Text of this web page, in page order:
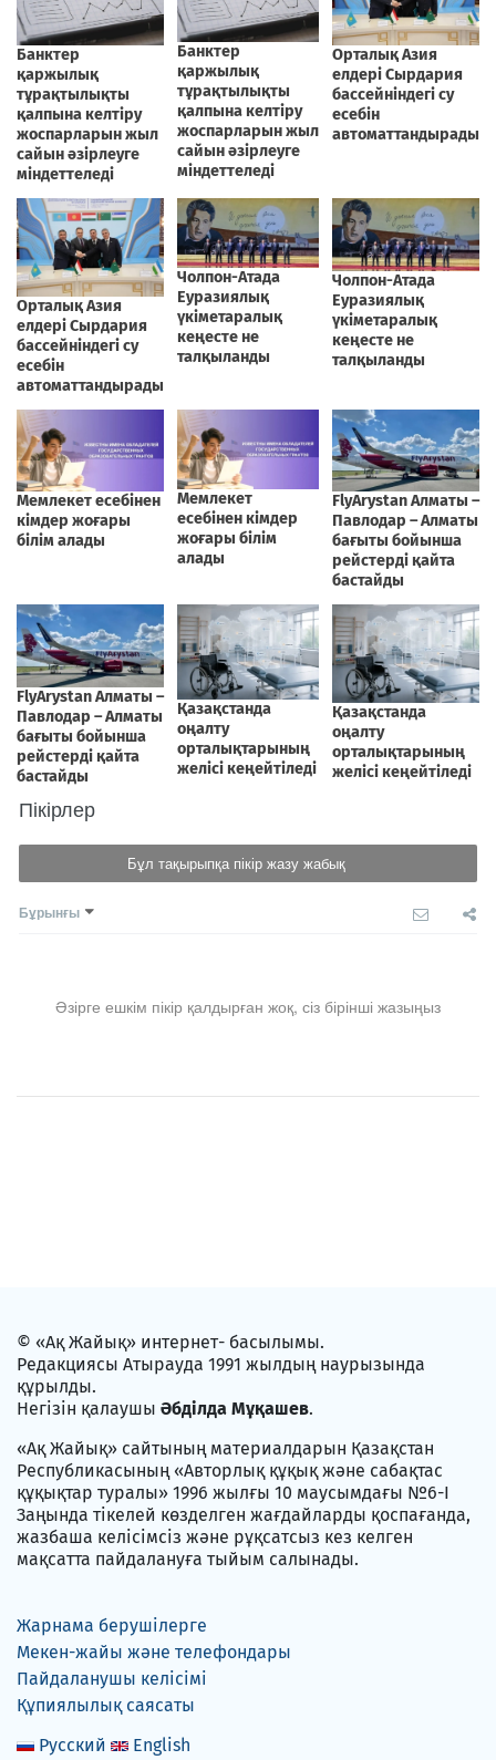
Пікірлер
Бұл тақырыпқа пікір жазу жабық
Бұрынғы
Әзірге ешкім пікір қалдырған жоқ, сіз бірінші жазыңыз
© «Ақ Жайық» интернет- басылымы.
Редакциясы Атырауда 1991 жылдың наурызында
құрылды.
Негізін қалаушы Әбділда Мұқашев.
«Ақ Жайық» сайтының материалдарын Қазақстан
Республикасының «Авторлық құқық және сабақтас
құқықтар туралы» 1996 жылғы 10 маусымдағы №6-I
Заңында тікелей көзделген жағдайларды қоспағанда,
жазбаша келісімсіз және рұқсатсыз кез келген
мақсатта пайдалануға тыйым салынады.
Жарнама берушілерге
Мекен-жайы және телефондары
Пайдаланушы келісімі
Құпиялылық саясаты
Русский
English